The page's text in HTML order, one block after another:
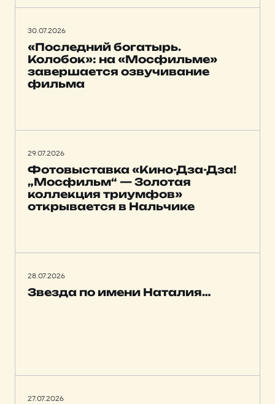
30.07.2026
«Последний богатырь.
Колобок»: на «Мосфильме»
завершается озвучивание
фильма
29.07.2026
Фотовыставка «Кино-Дза-Дза!
„Мосфильм“ — Золотая
коллекция триумфов»
открывается в Нальчике
28.07.2026
Звезда по имени Наталия…
27.07.2026